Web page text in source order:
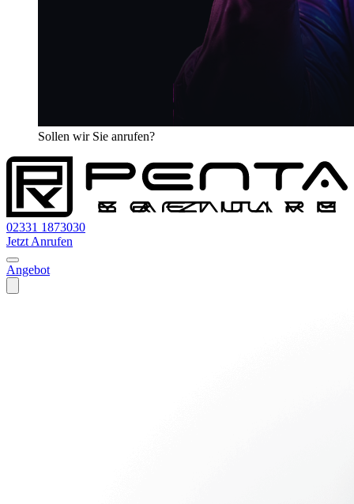
Sollen wir Sie anrufen?
02331 1873030
Jetzt Anrufen
Angebot